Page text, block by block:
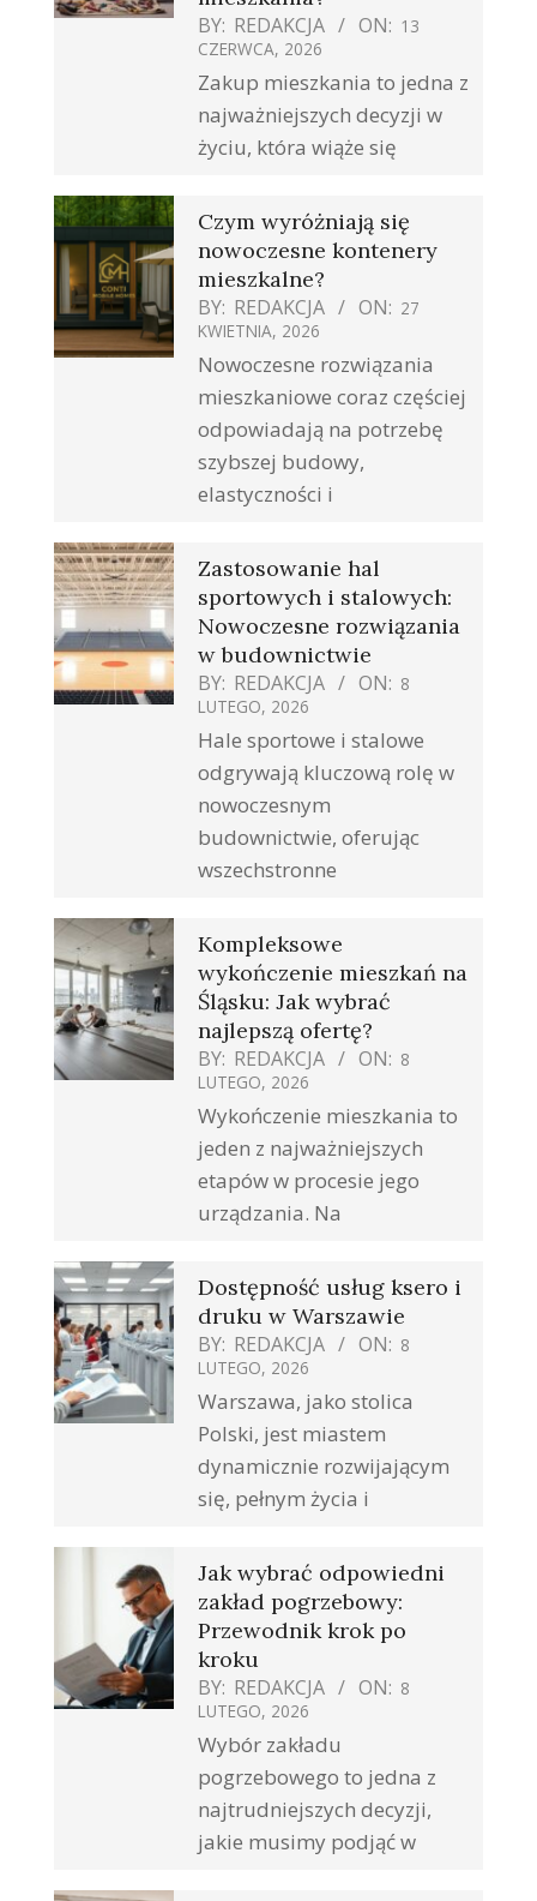
BY: REDAKCJA ON: 13
CZERWCA, 2026
Zakup mieszkania to jedna z
najważniejszych decyzji w
życiu, która wiąże się
Czym wyróżniają się
nowoczesne kontenery
mieszkalne?
BY: REDAKCJA ON: 27
KWIETNIA, 2026
Nowoczesne rozwiązania
mieszkaniowe coraz częściej
odpowiadają na potrzebę
szybszej budowy,
elastyczności i
Zastosowanie hal
sportowych i stalowych:
Nowoczesne rozwiązania
w budownictwie
BY: REDAKCJA ON: 8
LUTEGO, 2026
Hale sportowe i stalowe
odgrywają kluczową rolę w
nowoczesnym
budownictwie, oferując
wszechstronne
Kompleksowe
wykończenie mieszkań na
Śląsku: Jak wybrać
najlepszą ofertę?
BY: REDAKCJA ON: 8
LUTEGO, 2026
Wykończenie mieszkania to
jeden z najważniejszych
etapów w procesie jego
urządzania. Na
Dostępność usług ksero i
druku w Warszawie
BY: REDAKCJA ON: 8
LUTEGO, 2026
Warszawa, jako stolica
Polski, jest miastem
dynamicznie rozwijającym
się, pełnym życia i
Jak wybrać odpowiedni
zakład pogrzebowy:
Przewodnik krok po
kroku
BY: REDAKCJA ON: 8
LUTEGO, 2026
Wybór zakładu
pogrzebowego to jedna z
najtrudniejszych decyzji,
jakie musimy podjąć w